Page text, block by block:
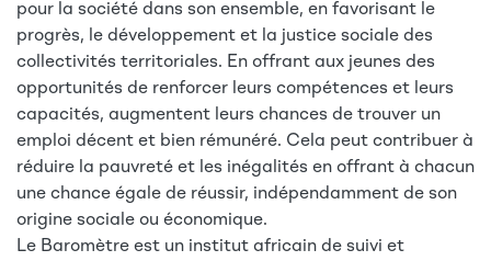
pour la société dans son ensemble, en favorisant le
progrès, le développement et la justice sociale des
collectivités territoriales. En offrant aux jeunes des
opportunités de renforcer leurs compétences et leurs
capacités, augmentent leurs chances de trouver un
emploi décent et bien rémunéré. Cela peut contribuer à
réduire la pauvreté et les inégalités en offrant à chacun
une chance égale de réussir, indépendamment de son
origine sociale ou économique.
Le Baromètre est un institut africain de suivi et